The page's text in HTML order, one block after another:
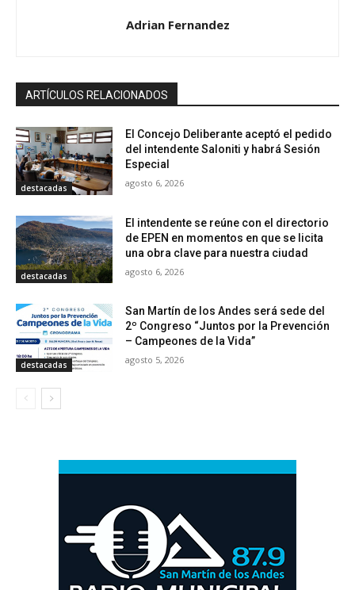
Adrian Fernandez
ARTÍCULOS RELACIONADOS
destacadas
El Concejo Deliberante aceptó el pedido
del intendente Saloniti y habrá Sesión
Especial
agosto 6, 2026
destacadas
El intendente se reúne con el directorio
de EPEN en momentos en que se licita
una obra clave para nuestra ciudad
agosto 6, 2026
destacadas
San Martín de los Andes será sede del
2º Congreso “Juntos por la Prevención
– Campeones de la Vida”
agosto 5, 2026